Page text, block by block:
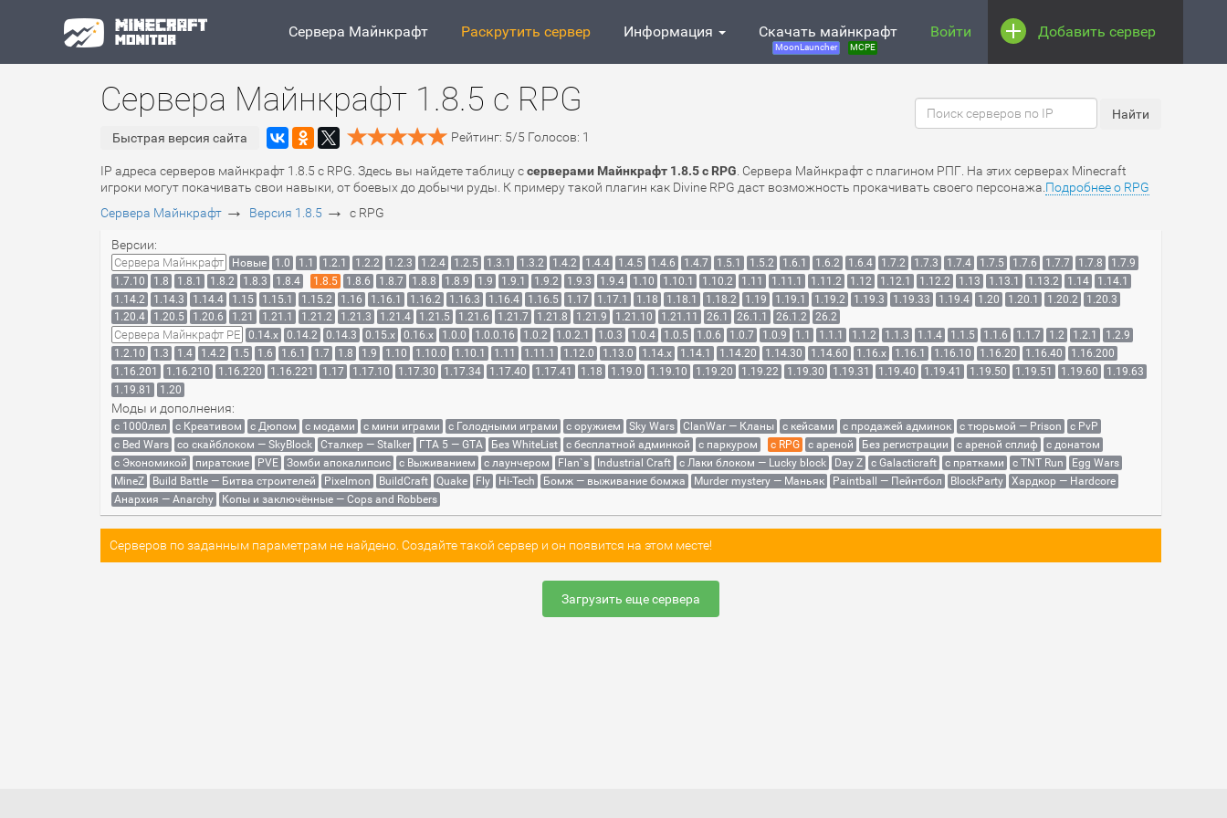
Сервера Майнкрафт Раскрутить сервер Информация Скачать майнкрафт
MoonLauncher MCPE
Войти Добавить сервер
Сервера Майнкрафт 1.8.5 с RPG
Быстрая версия сайта Рейтинг: 5/5 Голосов: 1
IP адреса серверов майнкрафт 1.8.5 с RPG. Здесь вы найдете таблицу ссерверами Майнкрафт 1.8.5 с RPG . Сервера Майнкрафт с плагином РПГ. На этих серверах Minecraft
игроки могут покачивать свои навыки, от боевых до добычи руды. К примеру такой плагин как Divine RPG даст возможность прокачивать своего персонажа. Подробнее о RPG
Сервера Майнкрафт → Версия 1.8.5 → с RPG
Версии:
Сервера Майнкрафт Новые 1.0 1.1 1.2.1 1.2.2 1.2.3 1.2.4 1.2.5 1.3.1 1.3.2 1.4.2 1.4.4 1.4.5 1.4.6 1.4.7 1.5.1 1.5.2 1.6.1 1.6.2 1.6.4 1.7.2 1.7.3 1.7.4 1.7.5 1.7.6 1.7.7 1.7.8
1.7.9
1.7.10
1.8 1.8.1 1.8.2 1.8.3 1.8.4 1.8.5 1.8.6 1.8.7 1.8.8 1.8.9 1.9 1.9.1 1.9.2 1.9.3 1.9.4 1.10 1.10.1 1.10.2 1.11 1.11.1 1.11.2 1.12 1.12.1 1.12.2 1.13 1.13.1 1.13.2 1.14
1.14.1
1.14.2
1.14.3 1.14.4 1.15 1.15.1 1.15.2 1.16 1.16.1 1.16.2 1.16.3 1.16.4 1.16.5 1.17 1.17.1 1.18 1.18.1 1.18.2 1.19 1.19.1 1.19.2 1.19.3 1.19.33 1.19.4 1.20 1.20.1 1.20.2
1.20.3
1.20.4
1.20.5 1.20.6 1.21 1.21.1 1.21.2 1.21.3 1.21.4 1.21.5 1.21.6 1.21.7 1.21.8 1.21.9 1.21.10 1.21.11 26.1 26.1.1 26.1.2 26.2
Сервера Майнкрафт PE 0.14.x 0.14.2 0.14.3 0.15.x 0.16.x 1.0.0 1.0.0.16 1.0.2 1.0.2.1 1.0.3 1.0.4 1.0.5 1.0.6 1.0.7 1.0.9 1.1 1.1.1 1.1.2 1.1.3 1.1.4 1.1.5 1.1.6 1.1.7 1.2 1.2.1
1.2.9
1.2.10
1.3 1.4 1.4.2 1.5 1.6 1.6.1 1.7 1.8 1.9 1.10 1.10.0 1.10.1 1.11 1.11.1 1.12.0 1.13.0 1.14.x 1.14.1 1.14.20 1.14.30 1.14.60 1.16.x 1.16.1 1.16.10 1.16.20 1.16.40
1.16.200
1.16.201
1.16.210 1.16.220 1.16.221 1.17 1.17.10 1.17.30 1.17.34 1.17.40 1.17.41 1.18 1.19.0 1.19.10 1.19.20 1.19.22 1.19.30 1.19.31 1.19.40 1.19.41 1.19.50 1.19.51 1.19.60
1.19.63
1.19.81
1.20
Моды и дополнения:
с 1000лвл c Креативом с Дюпом с модами с мини играми с Голодными играми с оружием Sky Wars ClanWar — Кланы с кейсами с продажей админок с тюрьмой — Prison
с PvP
с Bed Wars
со скайблоком — SkyBlock Сталкер — Stalker ГТА 5 — GTA Без WhiteList с бесплатной админкой с паркуром с RPG с ареной Без регистрации с ареной сплиф
с донатом
с Экономикой
пиратские PVE Зомби апокалипсис с Выживанием с лаунчером Flan`s Industrial Craft с Лаки блоком — Lucky block Day Z с Galacticraft с прятками с TNT Run
Egg Wars
MineZ
Build Battle — Битва строителей Pixelmon BuildCraft Quake Fly Hi-Tech Бомж — выживание бомжа Murder mystery — Маньяк Paintball — Пейнтбол BlockParty
Хардкор — Hardcore
Анархия — Anarchy
Копы и заключённые — Cops and Robbers
Серверов по заданным параметрам не найдено. Создайте такой сервер и он появится на этом месте!
Загрузить еще сервера